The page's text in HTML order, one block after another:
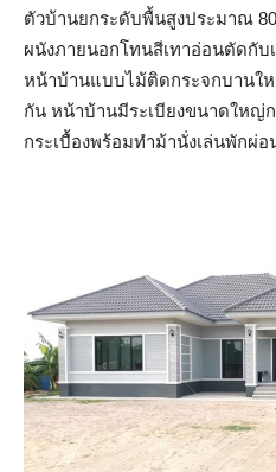
ตัวบ้านยกระดับพื้นสูงประมาณ
ผนังภายนอกโทนสีเทาอ่อนตัดกับ
หน้าบ้านแบบไม้ติดกระจกบานใ
กัน หน้าบ้านมีระเบียงขนาดใหญ่
กระเบื้องพร้อมทำม้านั่งเล่นพักผ่อ